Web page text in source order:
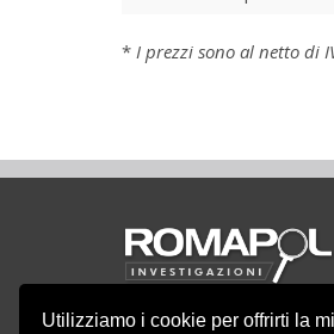
Utilizziamo i cookie per offrirti la
* I prezzi sono al netto di
Via Pietro da Cortona n. 1